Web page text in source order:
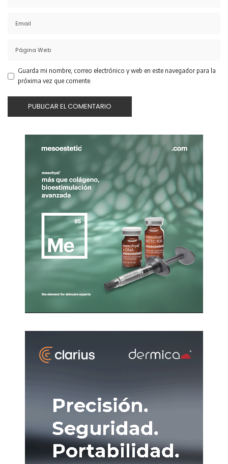
Guarda mi nombre, correo electrónico y web en este navegador para la
próxima vez que comente.